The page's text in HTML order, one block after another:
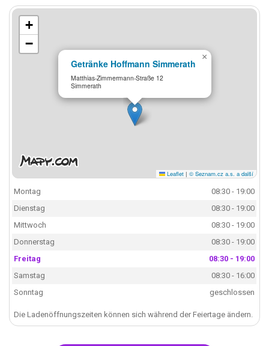
Getränke Hoffmann Simmerath
Matthias-Zimmermann-Straße 12
Simmerath
×
+
−
Leaflet | © Seznam.cz a.s. a další
Montag
08:30 - 19:00
Dienstag
08:30 - 19:00
Mittwoch
08:30 - 19:00
Donnerstag
08:30 - 19:00
Freitag
08:30 - 19:00
Samstag
08:30 - 16:00
Sonntag
geschlossen
Die Ladenöffnungszeiten können sich während der Feiertage ändern.